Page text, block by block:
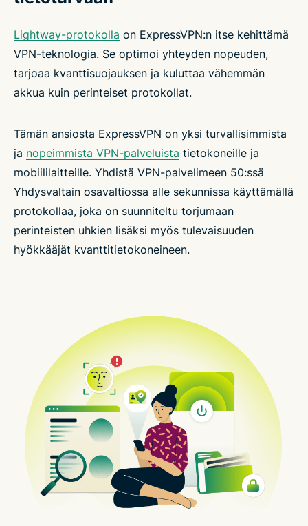
Lightway-protokolla on ExpressVPN:n itse kehittämä
VPN-teknologia. Se optimoi yhteyden nopeuden,
tarjoaa kvanttisuojauksen ja kuluttaa vähemmän
akkua kuin perinteiset protokollat.
Tämän ansiosta ExpressVPN on yksi turvallisimmista
ja nopeimmista VPN-palveluista tietokoneille ja
mobiililaitteille. Yhdistä VPN-palvelimeen 50:ssä
Yhdysvaltain osavaltiossa alle sekunnissa käyttämällä
protokollaa, joka on suunniteltu torjumaan
perinteisten uhkien lisäksi myös tulevaisuuden
hyökkääjät kvanttitietokoneineen.